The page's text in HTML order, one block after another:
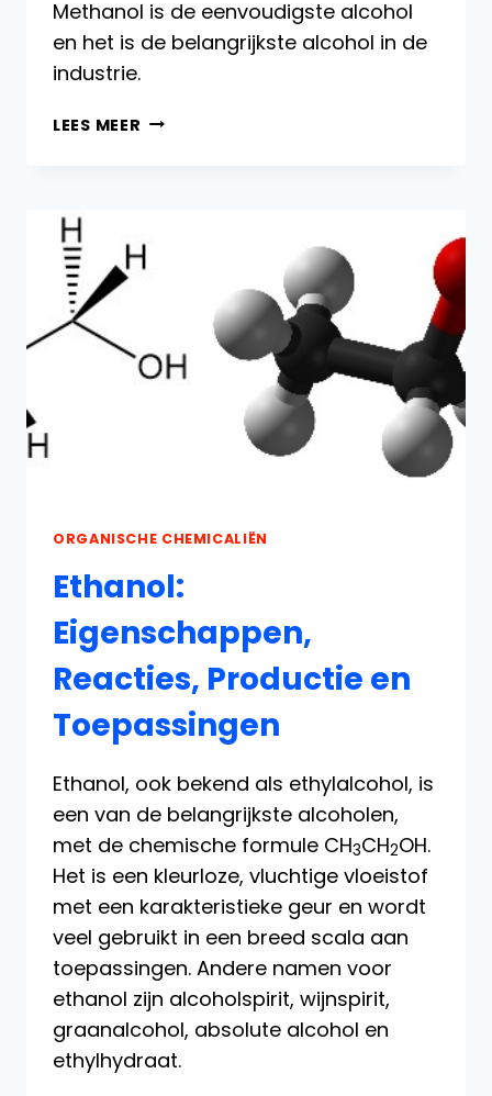
Methanol is de eenvoudigste alcohol
en het is de belangrijkste alcohol in de
industrie.
LEES MEER METHANOL:
TOEPASSINGEN
ORGANISCHE CHEMICALIËN
Ethanol:
Eigenschappen,
Reacties, Productie en
Toepassingen
Ethanol, ook bekend als ethylalcohol, is
een van de belangrijkste alcoholen,
met de chemische formule CH3CH2OH.
Het is een kleurloze, vluchtige vloeistof
met een karakteristieke geur en wordt
veel gebruikt in een breed scala aan
toepassingen. Andere namen voor
ethanol zijn alcoholspirit, wijnspirit,
graanalcohol, absolute alcohol en
ethylhydraat.